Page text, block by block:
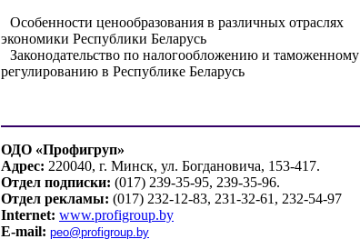
Особенности ценообразования в различных отраслях
экономики Республики Беларусь
Законодательство по налогообложению и таможенному
регулированию в Республике Беларусь
ОДО «Профигруп»
Адрес: 220040, г. Минск, ул. Богдановича, 153-417.
Отдел подписки: (017) 239-35-95, 239-35-96.
Отдел рекламы: (017) 232-12-83, 231-32-61, 232-54-97
Internet: www.profigroup.by
E-mail: peo@profigroup. by